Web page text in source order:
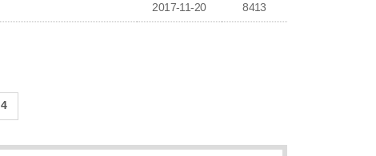
2017-11-20 8413
4